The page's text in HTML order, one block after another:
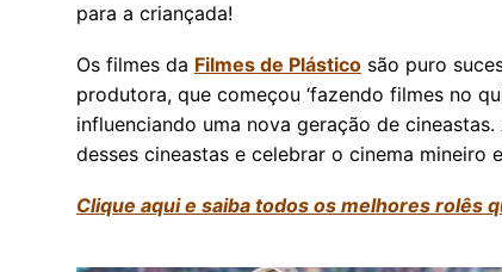
para a criançada!
Os filmes da Filmes de Plástico são puro
produtora, que começou ‘fazendo filmes no
influenciando uma nova geração de
desses cineastas e celebrar o cinema mineiro
Clique aqui e saiba todos os melhores rolês